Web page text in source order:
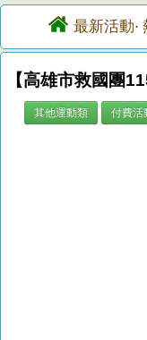
最新活動·
【高雄市救國團
其他運動類 付費活